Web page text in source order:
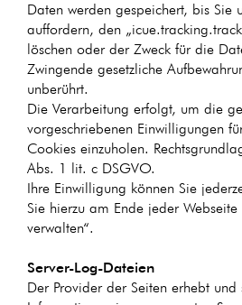
Daten werden gespeichert, bis Sie
auffordern, den
löschen oder der Zweck für die
Zwingende gesetzliche
unberührt.
Die Verarbeitung erfolgt, um die
vorgeschriebenen Einwilligungen
Cookies einzuholen.
Abs. 1 lit. c DSGVO.
Ihre Einwilligung können Sie
Sie hierzu am Ende jeder
verwalten“.
Server-Log-Dateien
Der Provider der Seiten erhebt